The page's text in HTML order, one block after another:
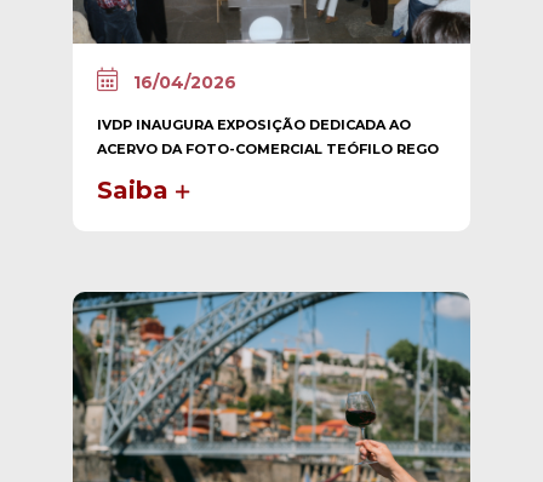
16/04/2026
IVDP INAUGURA EXPOSIÇÃO DEDICADA AO
ACERVO DA FOTO-COMERCIAL TEÓFILO REGO
Saiba